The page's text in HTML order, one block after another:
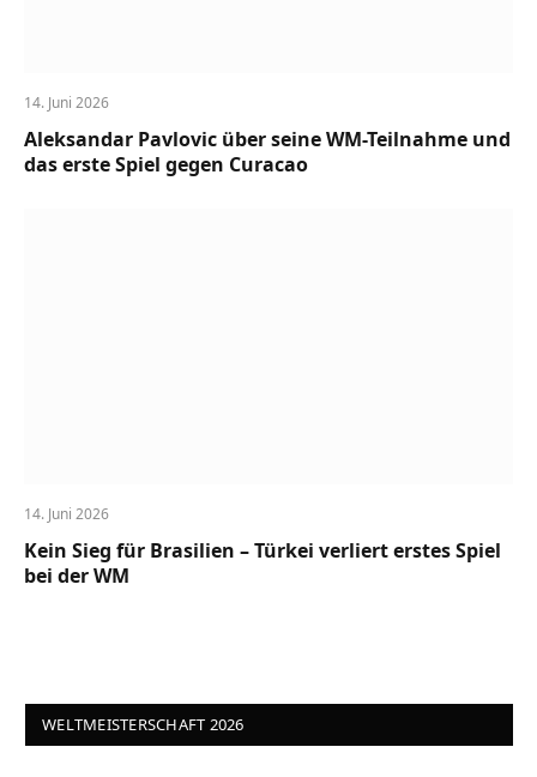
14. Juni 2026
Aleksandar Pavlovic über seine WM-Teilnahme und
das erste Spiel gegen Curacao
14. Juni 2026
Kein Sieg für Brasilien – Türkei verliert erstes Spiel
bei der WM
WELTMEISTERSCHAFT 2026